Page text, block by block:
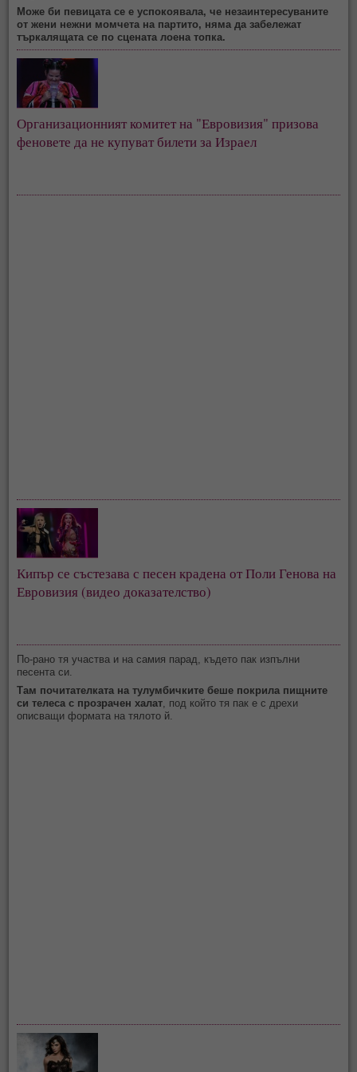
Може би певицата се е успокоявала, че незаинтересуваните
от жени нежни момчета на партито, няма да забележат
търкалящата се по сцената лоена топка.
Организационният комитет на "Евровизия" призова
феновете да не купуват билети за Израел
Кипър се състезава с песен крадена от Поли Генова на
Евровизия (видео доказателство)
По-рано тя участва и на самия парад, където пак изпълни
песента си.
Там почитателката на тулумбичките беше покрила пищните
си телеса с прозрачен халат , под който тя пак е с дрехи
описващи формата на тялото й.